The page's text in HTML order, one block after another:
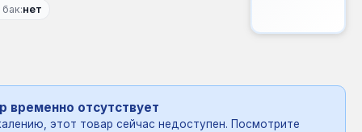
нет
временно отсутствует
этот товар сейчас недоступен. Посмотрите